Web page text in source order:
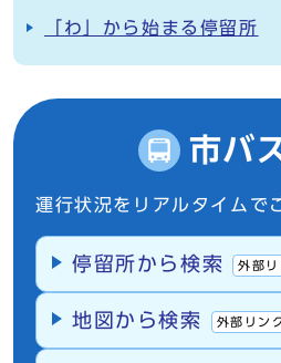
「わ」から始まる停留所
市バ
運行状況をリアルタイムで
停留所から検索 外部リ
地図から検索 外部リン